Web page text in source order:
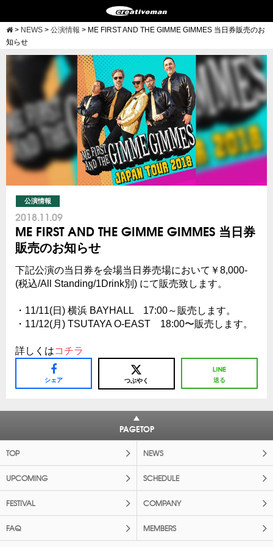
> NEWS > 公演情報 > ME FIRST AND THE GIMME GIMMES 当日券販売のお
知らせ
公演情報
2018.11.09
ME FIRST AND THE GIMME GIMMES 当日券
販売のお知らせ
下記公演の当日券を会場当日券売場において￥8,000-
(税込/All Standing/1Drink別) にて販売致します。
・11/11(日) 横浜 BAYHALL 17:00～販売します。
・11/12(月) TSUTAYA O-EAST 18:00〜販売します。
詳しくはコチラ
シェア つぶやく 送る
PAGETOP
TOP NEWS
UPCOMING SCHEDULE
FESTIVAL COMPANY
FAQ MEMBERS